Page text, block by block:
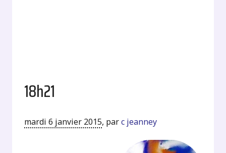
18h21
mardi 6 janvier 2015, parc jeanney